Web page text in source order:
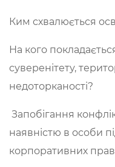
Ким схвалюється
На кого
суверенітету,
недоторканості?
Запобігання
наявністю в особи
корпоративних